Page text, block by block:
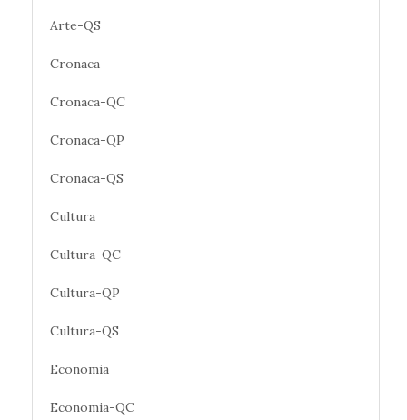
Arte-QS
Cronaca
Cronaca-QC
Cronaca-QP
Cronaca-QS
Cultura
Cultura-QC
Cultura-QP
Cultura-QS
Economia
Economia-QC